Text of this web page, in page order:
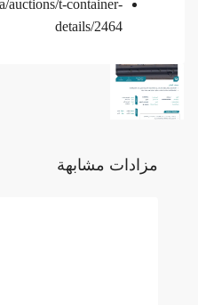
auctions/t-container-
details/2464
مزادات مشابهة